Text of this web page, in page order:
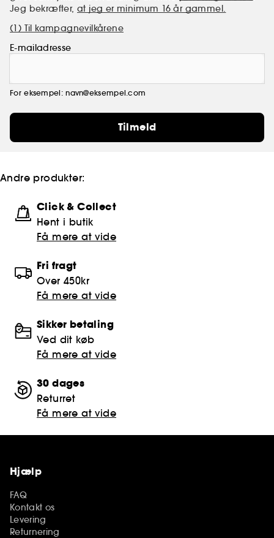
Jeg bekræfter,at jeg er minimum 16 år gammel.
(1) Til kampagnevilkårene
E-mailadresse
For eksempel: navn@eksempel.com
Tilmeld
Andre produkter:
Click & Collect
Hent i butik
Få mere at vide
Fri fragt
Over 450kr
Få mere at vide
Sikker betaling
Ved dit køb
Få mere at vide
30 dages
Returret
Få mere at vide
Hjælp
FAQ
Kontakt os
Levering
Returnering